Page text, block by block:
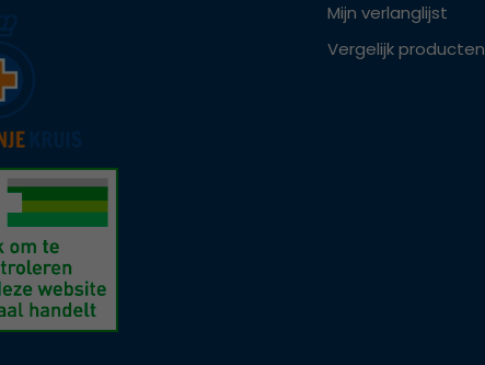
Mijn verlanglijst
Vergelijk producten